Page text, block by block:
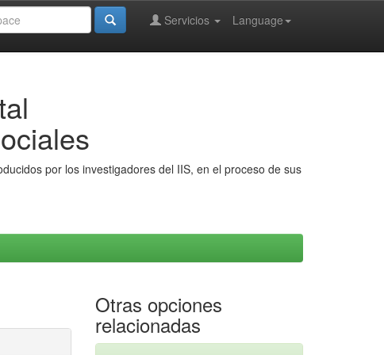
Language
Servicios
por los investigadores del IIS, en el proceso de sus
Otras opciones
relacionadas